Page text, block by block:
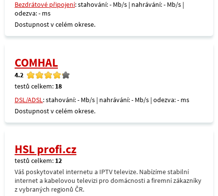
Bezdrátové připojení: stahování: - Mb/s | nahrávání: - Mb/s |
odezva: - ms
Dostupnost v celém okrese.
COMHAL
4.2
testů celkem: 18
DSL/ADSL: stahování: - Mb/s | nahrávání: - Mb/s | odezva: - ms
Dostupnost v celém okrese.
HSL profi.cz
testů celkem: 12
Váš poskytovatel internetu a IPTV televize. Nabízíme stabilní
internet a kabelovou televizi pro domácnosti a firemní zákazníky
z vybraných regionů ČR.